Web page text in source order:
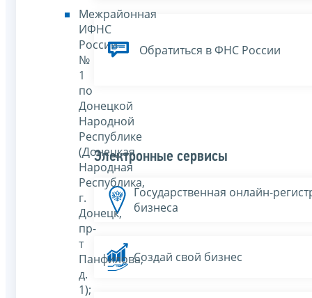
Межрайонная
ИФНС
России
№
1
по
Донецкой
Народной
Республике
(Донецкая
Народная
Республика,
г.
Донецк,
пр-
т
Панфилова,
д.
1);
Обратиться в ФНС России
Электронные сервисы
Государственная онлайн-
бизнеса
Создай свой бизнес